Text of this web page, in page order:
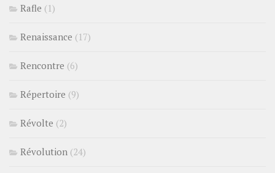
Rafle (1)
Renaissance (17)
Rencontre (6)
Répertoire (9)
Révolte (2)
Révolution (24)